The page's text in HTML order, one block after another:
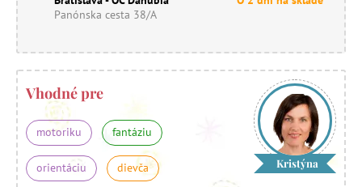
Panónska cesta 38/A
Vhodné pre
motoriku fantáziu
orientáciu dievča Kristýna